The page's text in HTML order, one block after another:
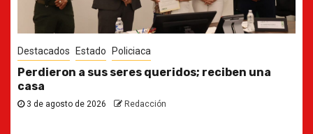
Destacados Estado
Ya casi, el quinto informe del Gobernador
30 de julio de 2026